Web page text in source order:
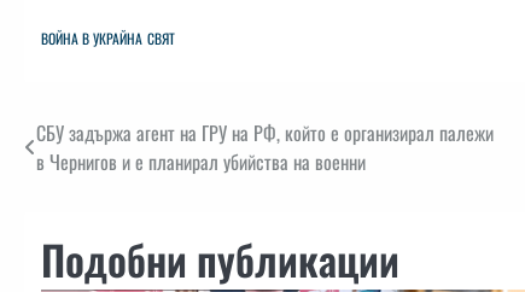
ВОЙНА В УКРАЙНА СВЯТ
Навигация
СБУ задържа агент на ГРУ на РФ, който е организирал палежи
в Чернигов и е планирал убийства на военни
Подобни публикации